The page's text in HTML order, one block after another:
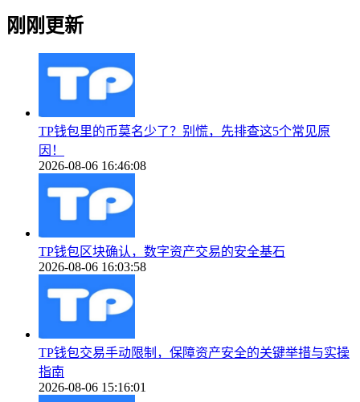
刚刚更新
TP钱包里的币莫名少了？别慌，先排查这5个常见原
因！
2026-08-06 16:46:08
TP钱包区块确认，数字资产交易的安全基石
2026-08-06 16:03:58
TP钱包交易手动限制，保障资产安全的关键举措与实操
指南
2026-08-06 15:16:01